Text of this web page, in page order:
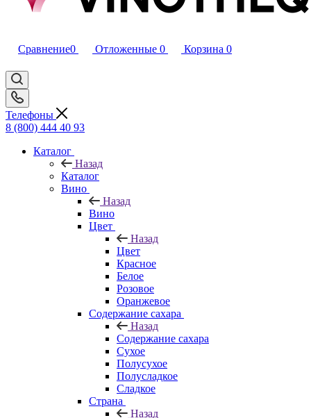
Сравнение0 Отложенные 0 Корзина 0
Телефоны
8 (800) 444 40 93
Каталог
Назад
Каталог
Вино
Назад
Вино
Цвет
Назад
Цвет
Красное
Белое
Розовое
Оранжевое
Содержание сахара
Назад
Содержание сахара
Сухое
Полусухое
Полусладкое
Сладкое
Страна
Назад